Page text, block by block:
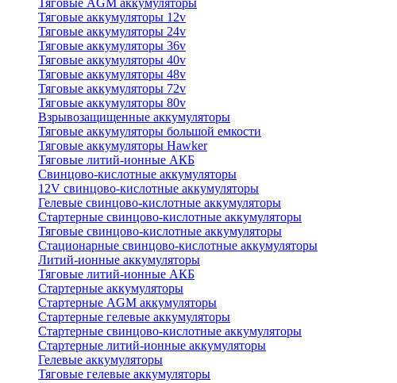
Тяговые AGM аккумуляторы
Тяговые аккумуляторы 12v
Тяговые аккумуляторы 24v
Тяговые аккумуляторы 36v
Тяговые аккумуляторы 40v
Тяговые аккумуляторы 48v
Тяговые аккумуляторы 72v
Тяговые аккумуляторы 80v
Взрывозащищенные аккумуляторы
Тяговые аккумуляторы большой емкости
Тяговые аккумуляторы Hawker
Тяговые литий-ионные АКБ
Свинцово-кислотные аккумуляторы
12V свинцово-кислотные аккумуляторы
Гелевые свинцово-кислотные аккумуляторы
Стартерные свинцово-кислотные аккумуляторы
Тяговые свинцово-кислотные аккумуляторы
Стационарные свинцово-кислотные аккумуляторы
Литий-ионные аккумуляторы
Тяговые литий-ионные АКБ
Стартерные аккумуляторы
Стартерные AGM аккумуляторы
Стартерные гелевые аккумуляторы
Стартерные свинцово-кислотные аккумуляторы
Стартерные литий-ионные аккумуляторы
Гелевые аккумуляторы
Тяговые гелевые аккумуляторы